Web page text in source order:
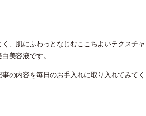
、肌にふわっとなじむここちよいテクスチャ
美容液です。
の内容を毎日のお手入れに取り入れてみてく